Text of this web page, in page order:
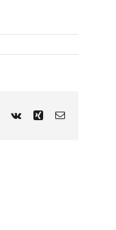
PinterestVk Xing Correo